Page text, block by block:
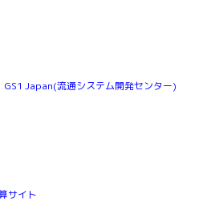
Japan(流通システム開発センター)
サイト